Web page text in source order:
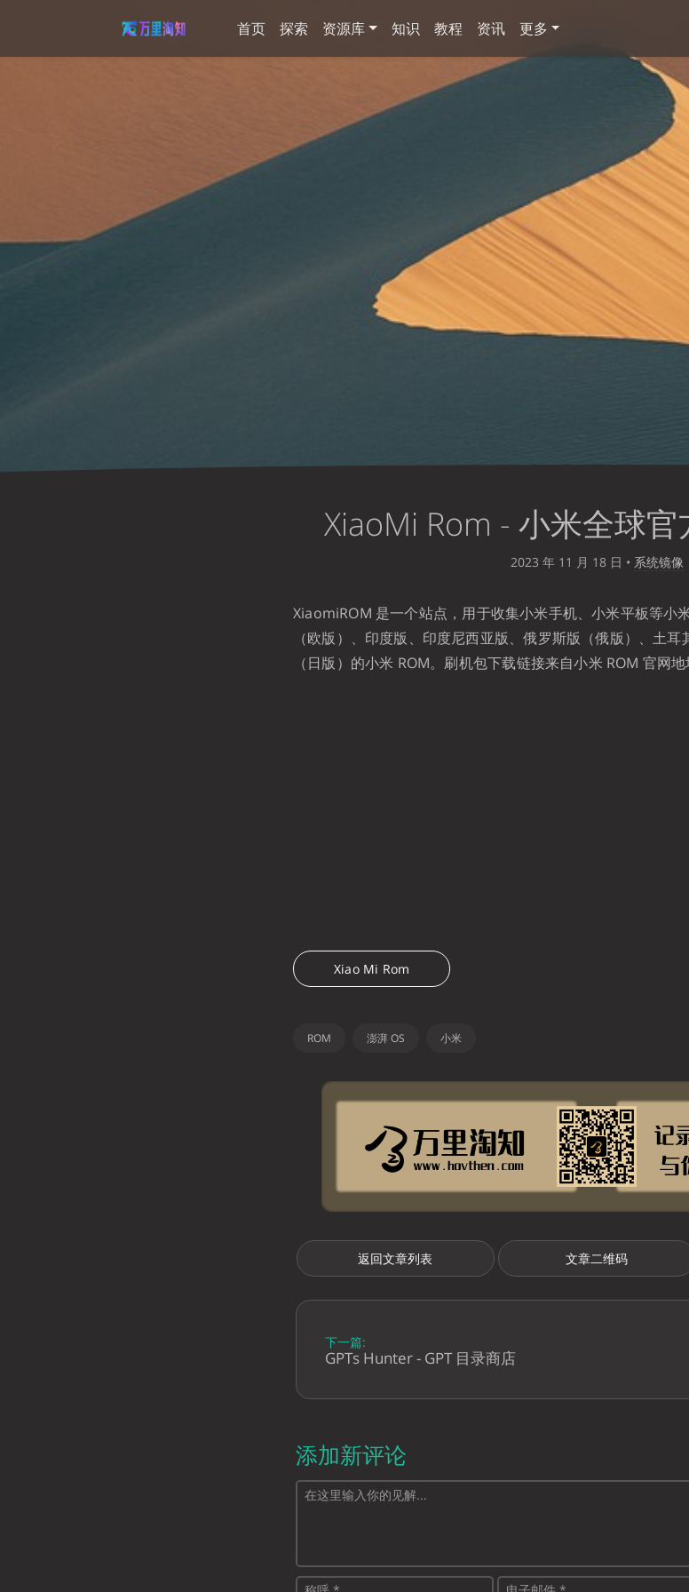
首页 探索 资源库 知识 教程 资讯 更多
XiaoMi Rom - 小米全球
2023 年 11 月 18 日 • 系统镜像
XiaomiROM 是一个站点，用于收集小米手机、小米平板等小
（欧版）、印度版、印度尼西亚版、俄罗斯版（俄版）、土
（日版）的小米 ROM。刷机包下载链接来自小米 ROM 官网
Xiao Mi Rom
ROM 澎湃 OS 小米
返回文章列表 文章二维码
下一篇:
GPTs Hunter - GPT 目录商店
添加新评论